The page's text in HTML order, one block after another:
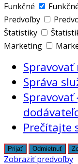
Funkčné
Predvoľby
Štatistiky
Marketing
Správa
Prečítajte
Prijať Odmietnuť
Zobraziť predvoľby